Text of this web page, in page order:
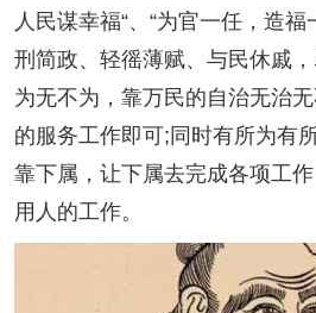
人民谋幸福“、“为官一任，造
刑简政、轻徭薄赋、与民休戚
为无不为，靠万民的自治无治
的服务工作即可;同时有所为有
靠下属，让下属去完成各项工
用人的工作。